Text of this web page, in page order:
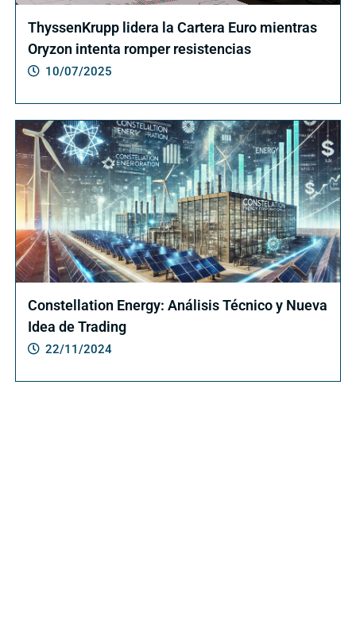
ThyssenKrupp lidera la Cartera Euro mientras
Oryzon intenta romper resistencias
10/07/2025
Constellation Energy: Análisis Técnico y Nueva
Idea de Trading
22/11/2024